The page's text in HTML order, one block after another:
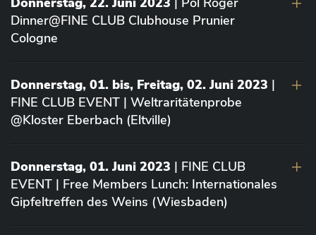
Dinner@FINE CLUB Clubhouse Prunier
Cologne
Donnerstag, 01. bis, Freitag, 02. Juni 2023 |
FINE CLUB EVENT | Weltraritätenprobe
@Kloster Eberbach (Eltville)
Donnerstag, 01. Juni 2023 | FINE CLUB
EVENT | Free Members Lunch: Internationales
Gipfeltreffen des Weins (Wiesbaden)